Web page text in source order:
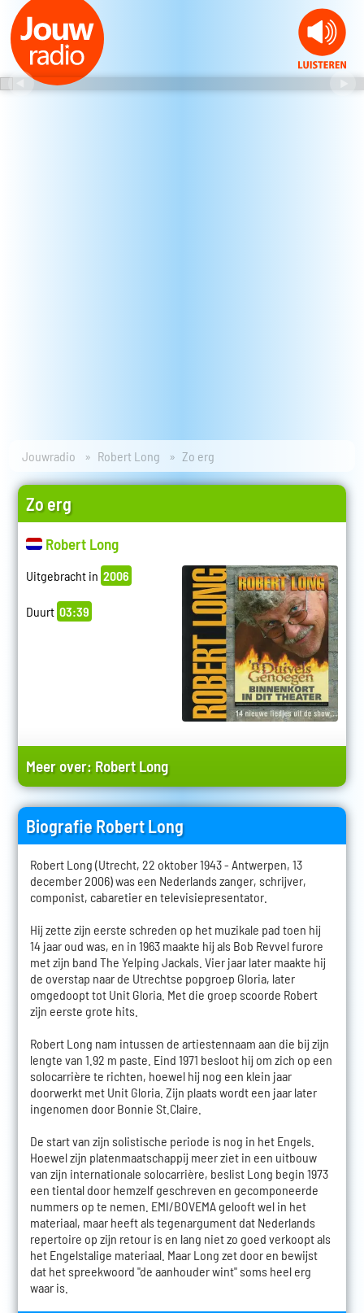
Jouwradio Robert Long Zo erg
Zo erg
Robert Long
Uitgebracht in 2006
Duurt 03:39
Meer over: Robert Long
Biografie Robert Long
Robert Long (Utrecht, 22 oktober 1943 - Antwerpen, 13
december 2006) was een Nederlands zanger, schrijver,
componist, cabaretier en televisiepresentator.
Hij zette zijn eerste schreden op het muzikale pad toen hij
14 jaar oud was, en in 1963 maakte hij als Bob Revvel furore
met zijn band The Yelping Jackals. Vier jaar later maakte hij
de overstap naar de Utrechtse popgroep Gloria, later
omgedoopt tot Unit Gloria. Met die groep scoorde Robert
zijn eerste grote hits.
Robert Long nam intussen de artiestennaam aan die bij zijn
lengte van 1.92 m paste. Eind 1971 besloot hij om zich op een
solocarrière te richten, hoewel hij nog een klein jaar
doorwerkt met Unit Gloria. Zijn plaats wordt een jaar later
ingenomen door Bonnie St.Claire.
De start van zijn solistische periode is nog in het Engels.
Hoewel zijn platenmaatschappij meer ziet in een uitbouw
van zijn internationale solocarrière, beslist Long begin 1973
een tiental door hemzelf geschreven en gecomponeerde
nummers op te nemen. EMI/BOVEMA gelooft wel in het
materiaal, maar heeft als tegenargument dat Nederlands
repertoire op zijn retour is en lang niet zo goed verkoopt als
het Engelstalige materiaal. Maar Long zet door en bewijst
dat het spreekwoord "de aanhouder wint" soms heel erg
waar is.